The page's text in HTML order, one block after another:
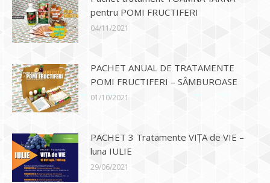
pentru POMI FRUCTIFERI
04/11/2021
PACHET ANUAL DE TRATAMENTE
POMI FRUCTIFERI – SÂMBUROASE
01/10/2021
PACHET 3 Tratamente VIȚA de VIE –
luna IULIE
29/06/2021